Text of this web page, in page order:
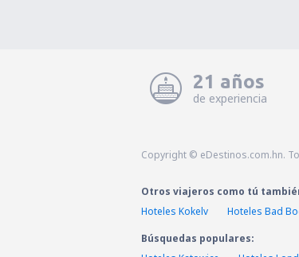
21 años
de experiencia
Copyright © eDestinos.com.hn.
Otros viajeros como tú
Hoteles Kokelv
Hoteles Bad
Búsquedas populares: